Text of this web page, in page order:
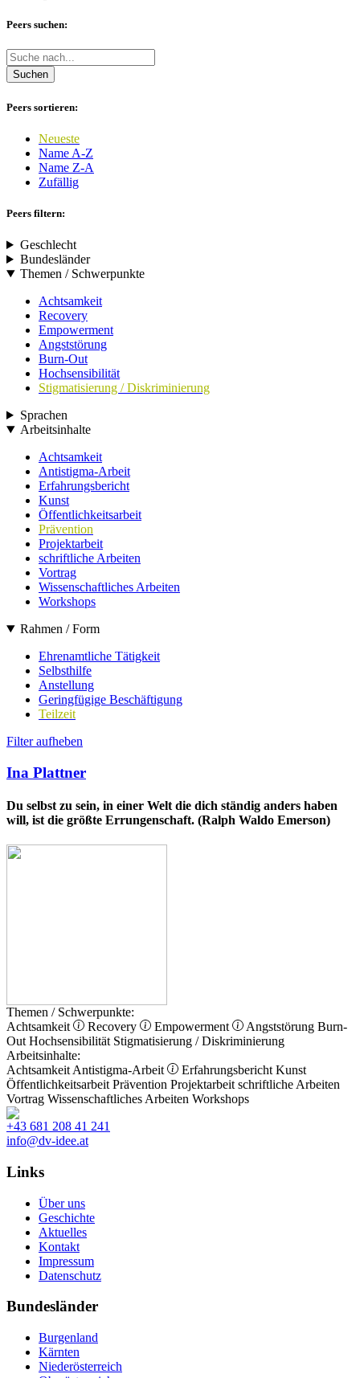
Peers suchen:
Suchen
Peers sortieren:
Neueste
Name A-Z
Name Z-A
Zufällig
Peers filtern:
Geschlecht
Bundesländer
Themen / Schwerpunkte
Achtsamkeit
Recovery
Empowerment
Angststörung
Burn-Out
Hochsensibilität
Stigmatisierung / Diskriminierung
Sprachen
Arbeitsinhalte
Achtsamkeit
Antistigma-Arbeit
Erfahrungsbericht
Kunst
Öffentlichkeitsarbeit
Prävention
Projektarbeit
schriftliche Arbeiten
Vortrag
Wissenschaftliches Arbeiten
Workshops
Rahmen / Form
Ehrenamtliche Tätigkeit
Selbsthilfe
Anstellung
Geringfügige Beschäftigung
Teilzeit
Filter aufheben
Ina Plattner
Du selbst zu sein, in einer Welt die dich ständig anders haben
will, ist die größte Errungenschaft. (Ralph Waldo Emerson)
Themen / Schwerpunkte:
Achtsamkeit
Recovery Empowerment Angststörung Burn-
Out Hochsensibilität Stigmatisierung / Diskriminierung
Arbeitsinhalte:
Achtsamkeit Antistigma-Arbeit Erfahrungsbericht Kunst
Öffentlichkeitsarbeit Prävention Projektarbeit schriftliche Arbeiten
Vortrag Wissenschaftliches Arbeiten Workshops
+43 681 208 41 241
info@dv-idee.at
Links
Über uns
Geschichte
Aktuelles
Kontakt
Impressum
Datenschutz
Bundesländer
Burgenland
Kärnten
Niederösterreich